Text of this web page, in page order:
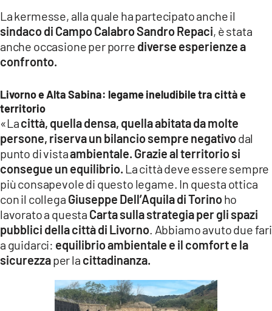
La kermesse, alla quale ha partecipato anche il
sindaco di Campo Calabro Sandro Repaci, è stata
anche occasione per porre diverse esperienze a
confronto.
Livorno e Alta Sabina: legame ineludibile tra città e
territorio
«Lacittà, quella densa, quella abitata da molte
persone, riserva un bilancio sempre negativodal
punto di vistaambientale. Grazie al territorio si
consegue un equilibrio. La città deve essere sempre
più consapevole di questo legame. In questa ottica
con il collega Giuseppe Dell’Aquila di Torinoho
lavorato a questa Carta sulla strategia per gli spazi
pubblici della città di Livorno. Abbiamo avuto due fari
a guidarci: equilibrio ambientale e il comfort e la
sicurezzaper la cittadinanza.